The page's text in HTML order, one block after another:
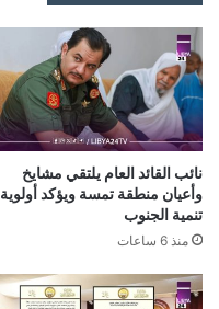
نائب القائد العام يلتقي مشايخ
وأعيان منطقة تمسة ويؤكد أولوية
تنمية الجنوب
منذ 6 ساعات